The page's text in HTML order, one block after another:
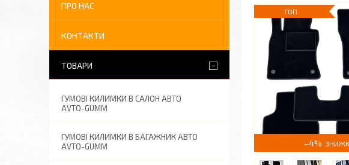
–4%
ТОП
ПРО НАС
КОНТАКТИ
ТОВАРИ
ГУМОВІ КИЛИМКИ В САЛОН АВТО
AVTO-GUMM
ГУМОВІ КИЛИМКИ В БАГАЖНИК АВТО
AVTO-GUMM